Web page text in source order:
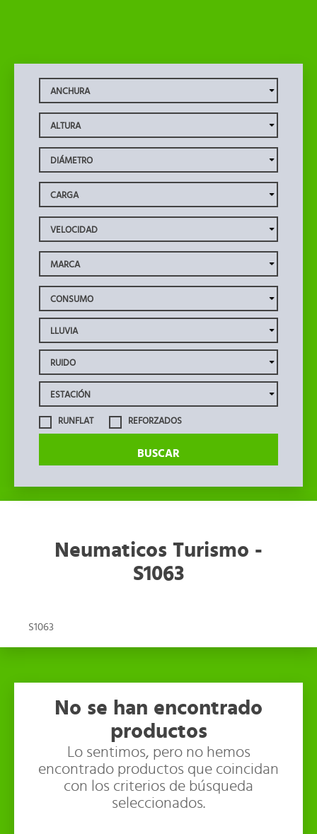
RUNFLAT REFORZADOS
BUSCAR
Neumaticos Turismo -
S1063
S1063
No se han encontrado
productos
Lo sentimos, pero no hemos
encontrado productos que coincidan
con los criterios de búsqueda
seleccionados.